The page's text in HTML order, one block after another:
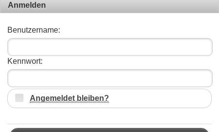
Anmelden
Benutzername:
Kennwort:
Angemeldet bleiben?